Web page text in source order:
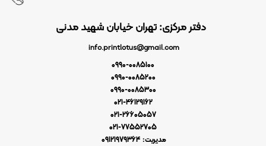
دفتر مرکزی: تهران خیابان شهید مدنی
info.printlotus@gmail.com
0990-0085100
0990-0085200
0990-0085300
021-46129162
021-26605057
021-77552705
مدیریت: 09121979364